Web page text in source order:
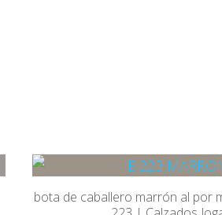
bota de caballero marrón al por